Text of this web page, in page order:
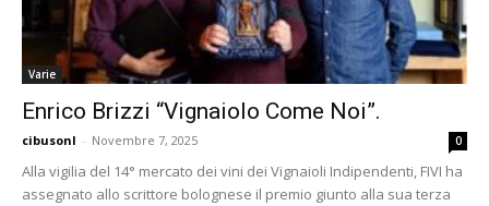
Varie
Enrico Brizzi “Vignaiolo Come Noi”.
cibusonl - Novembre 7, 2025 0
Alla vigilia del 14° mercato dei vini dei Vignaioli Indipendenti, FIVI ha
assegnato allo scrittore bolognese il premio giunto alla sua terza